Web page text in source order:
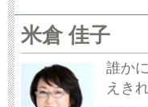
米倉 佳子
誰か
えき